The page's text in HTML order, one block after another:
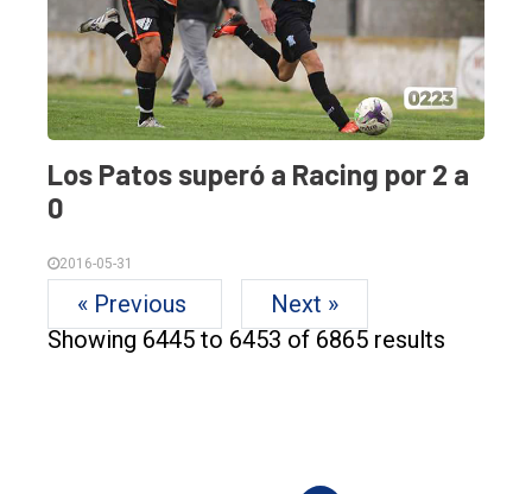
Los Patos superó a Racing por 2 a
0
2016-05-31
« Previous
Next »
Showing 6445 to 6453 of 6865 results